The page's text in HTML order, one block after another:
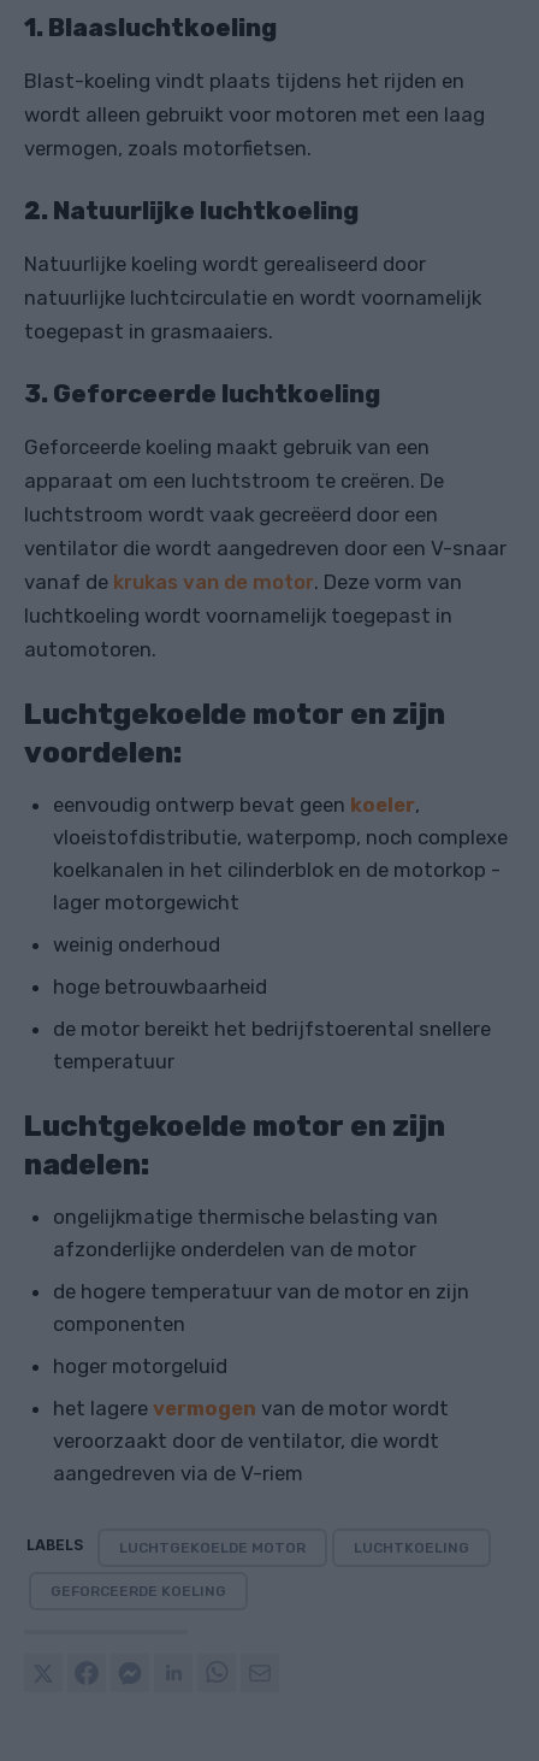
1. Blaasluchtkoeling
Blast-koeling vindt plaats tijdens het rijden en
wordt alleen gebruikt voor motoren met een laag
vermogen, zoals motorfietsen.
2. Natuurlijke luchtkoeling
Natuurlijke koeling wordt gerealiseerd door
natuurlijke luchtcirculatie en wordt voornamelijk
toegepast in grasmaaiers.
3. Geforceerde luchtkoeling
Geforceerde koeling maakt gebruik van een
apparaat om een ​​luchtstroom te creëren. De
luchtstroom wordt vaak gecreëerd door een
ventilator die wordt aangedreven door een V-snaar
vanaf de krukas van de motor. Deze vorm van
luchtkoeling wordt voornamelijk toegepast in
automotoren.
Luchtgekoelde motor en zijn
voordelen:
eenvoudig ontwerp bevat geen koeler,
vloeistofdistributie, waterpomp, noch complexe
koelkanalen in het cilinderblok en de motorkop -
lager motorgewicht
weinig onderhoud
hoge betrouwbaarheid
de motor bereikt het bedrijfstoerental snellere
temperatuur
Luchtgekoelde motor en zijn
nadelen:
ongelijkmatige thermische belasting van
afzonderlijke onderdelen van de motor
de hogere temperatuur van de motor en zijn
componenten
hoger motorgeluid
het lagere vermogen van de motor wordt
veroorzaakt door de ventilator, die wordt
aangedreven via de V-riem
LABELS LUCHTGEKOELDE MOTOR LUCHTKOELING
GEFORCEERDE KOELING